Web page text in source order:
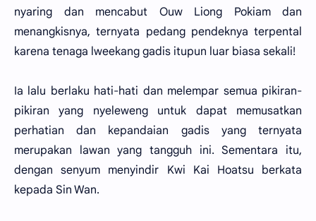
nyaring dan mencabut Ouw Liong Pokiam dan
menangkisnya, ternyata pedang pendeknya terpental
karena tenaga lweekang gadis itupun luar biasa sekali!
Ia lalu berlaku hati-hati dan melempar semua pikiran-
pikiran yang nyeleweng untuk dapat memusatkan
perhatian dan kepandaian gadis yang ternyata
merupakan lawan yang tangguh ini. Sementara itu,
dengan senyum menyindir Kwi Kai Hoatsu berkata
kepada Sin Wan.